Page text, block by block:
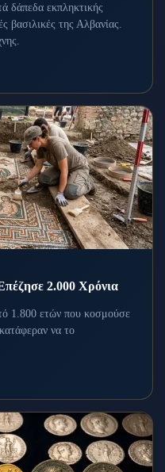
δάπεδα εκπληκτικής
βασιλικές της Αλβανίας.
2.000 Χρόνια
1.800 ετών που κοσμούσε
να το